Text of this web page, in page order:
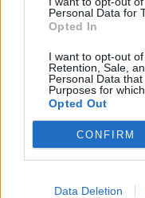
Personal Data for
Opted In
I want to opt-out
Retention, Sale,
Personal Data
Purposes for
Opted Out
CONFIRM
Data Deletion